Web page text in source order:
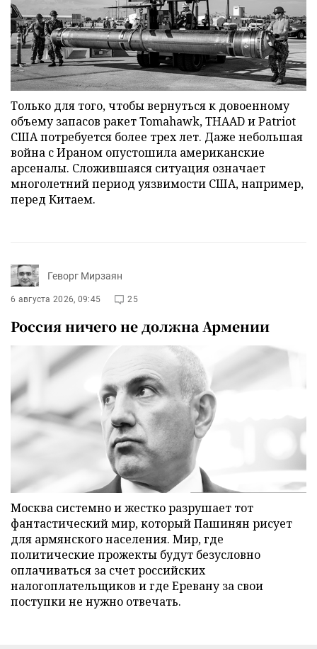
Только для того, чтобы вернуться к довоенному
объему запасов ракет Tomahawk, THAAD и Patriot
США потребуется более трех лет. Даже небольшая
война с Ираном опустошила американские
арсеналы. Сложившаяся ситуация означает
многолетний период уязвимости США, например,
перед Китаем.
Геворг Мирзаян
6 августа 2026, 09:45 25
Россия ничего не должна Армении
Москва системно и жестко разрушает тот
фантастический мир, который Пашинян рисует
для армянского населения. Мир, где
политические прожекты будут безусловно
оплачиваться за счет российских
налогоплательщиков и где Еревану за свои
поступки не нужно отвечать.